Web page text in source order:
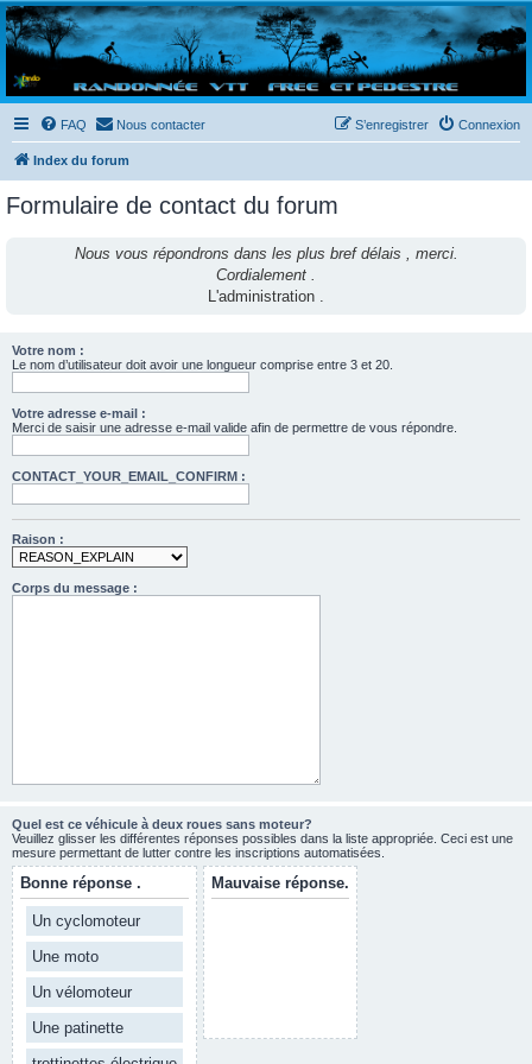
Randovttfree.fr
Bienvenue sur le site des randos vtt et pédestre de Bretagne . Bonne navigation sur le site
et bonnes randos dans l'Ouest !
FAQ Nous contacter Connexion
S’enregistrer
Index du forum
Formulaire de contact du forum
Nous vous répondrons dans les plus bref délais , merci.
Cordialement .
L'administration .
Votre nom :
Le nom d’utilisateur doit avoir une longueur comprise entre 3 et 20.
Votre adresse e-mail :
Merci de saisir une adresse e-mail valide afin de permettre de vous répondre.
CONTACT_YOUR_EMAIL_CONFIRM :
Raison :
Corps du message :
Quel est ce véhicule à deux roues sans moteur?
Veuillez glisser les différentes réponses possibles dans la liste appropriée. Ceci est une
mesure permettant de lutter contre les inscriptions automatisées.
Bonne réponse .
Un cyclomoteur
Une moto
Un vélomoteur
Une patinette
Mauvaise réponse.